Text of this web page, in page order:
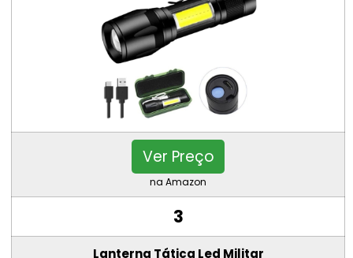
Ver Preço
na Amazon
3
Lanterna Tática Led Militar